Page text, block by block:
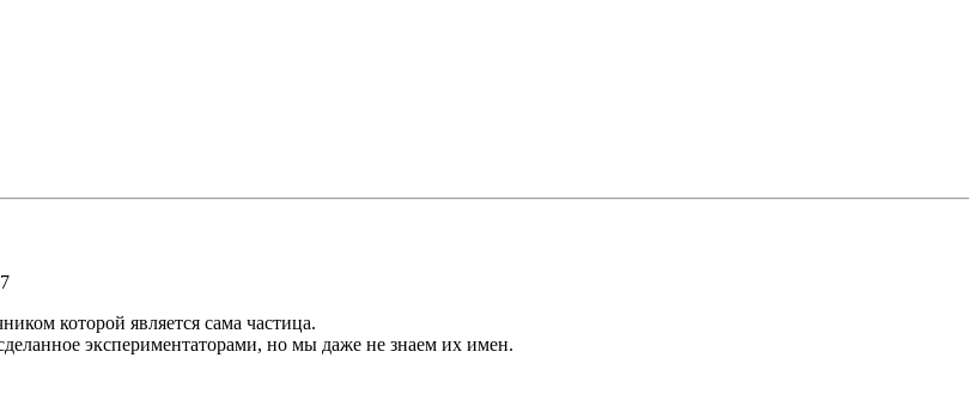
которой является сама частица.
экспериментаторами, но мы даже не знаем их имен.